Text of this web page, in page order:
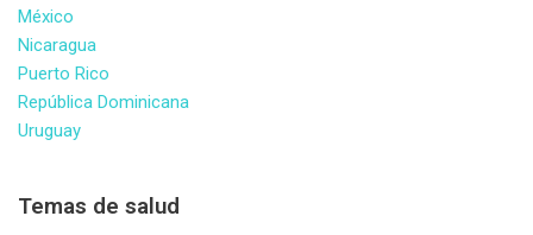
México
Nicaragua
Puerto Rico
República Dominicana
Uruguay
Temas de salud